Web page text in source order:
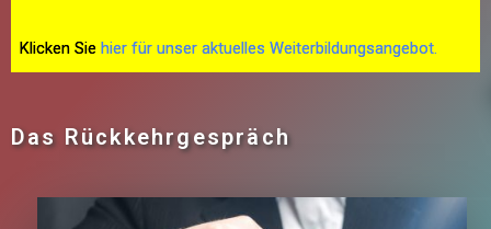
Klicken Sie hier für unser aktuelles Weiterbildungsangebot.
Das Rückkehrgespräch